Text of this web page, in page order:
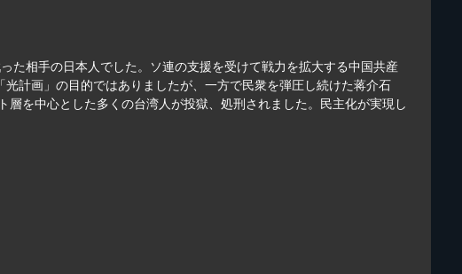
た相手の日本人でした。ソ連の支援を受けて戦力を拡大する中国共産
計画」の目的ではありましたが、一方で民衆を弾圧し続けた蒋介石
を中心とした多くの台湾人が投獄、処刑されました。民主化が実現し